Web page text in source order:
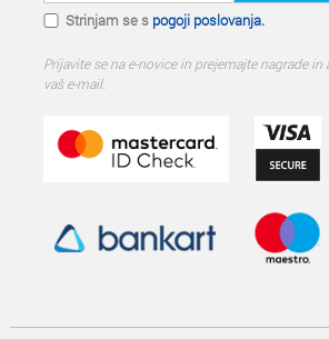
Strinjam se s pogoji poslovanja.
Prijavite se na e-novice in prejemajte nagrade
vaš e-mail.